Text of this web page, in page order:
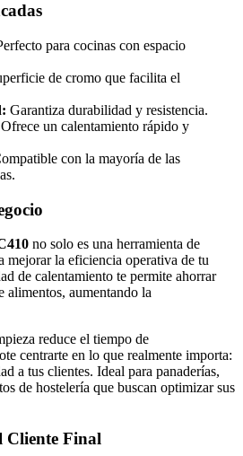
para cocinas con espacio
de cromo que facilita el
Garantiza durabilidad y resistencia.
Ofrece un calentamiento rápido y
con la mayoría de las
no solo es una herramienta de
mejorar la eficiencia operativa de tu
de calentamiento te permite ahorrar
alimentos, aumentando la
reduce el tiempo de
centrarte en lo que realmente importa:
a tus clientes. Ideal para panaderías,
de hostelería que buscan optimizar sus
Cliente Final